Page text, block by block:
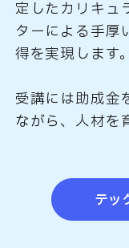
定したカリキュ
ターによる手厚
得を実現します。
受講には助成金
ながら、人材を
テッ